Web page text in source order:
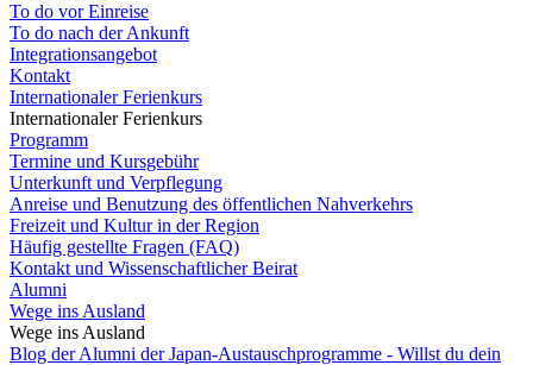
To do vor Einreise
To do nach der Ankunft
Integrationsangebot
Kontakt
Internationaler Ferienkurs
Internationaler Ferienkurs
Programm
Termine und Kursgebühr
Unterkunft und Verpflegung
Anreise und Benutzung des öffentlichen Nahverkehrs
Freizeit und Kultur in der Region
Häufig gestellte Fragen (FAQ)
Kontakt und Wissenschaftlicher Beirat
Alumni
Wege ins Ausland
Wege ins Ausland
Blog der Alumni der Japan-Austauschprogramme - Willst du dein